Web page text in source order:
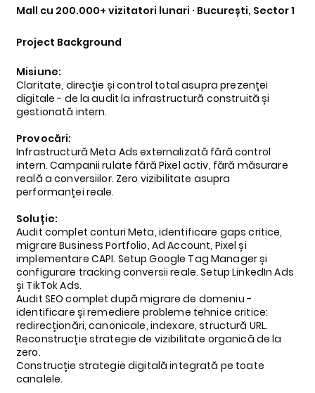
Mall cu 200.000+ vizitatori lunari · București, Sector 1
Project Background
Misiune:
Claritate, direcție și control total asupra prezenței
digitale - de la audit la infrastructură construită și
gestionată intern.
Provocări:
Infrastructură Meta Ads externalizată fără control
intern. Campanii rulate fără Pixel activ, fără măsurare
reală a conversiilor. Zero vizibilitate asupra
performanței reale.
Soluție:
Audit complet conturi Meta, identificare gaps critice,
migrare Business Portfolio, Ad Account, Pixel și
implementare CAPI. Setup Google Tag Manager și
configurare tracking conversii reale. Setup LinkedIn Ads
și TikTok Ads.
Audit SEO complet după migrare de domeniu -
identificare și remediere probleme tehnice critice:
redirecționări, canonicale, indexare, structură URL.
Reconstrucție strategie de vizibilitate organică de la
zero.
Construcție strategie digitală integrată pe toate
canalele.